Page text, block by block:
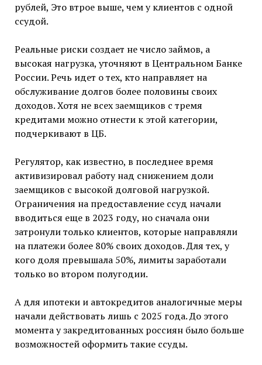
рублей, Это втрое выше, чем у клиентов с одной
ссудой.
Реальные риски создает не число займов, а
высокая нагрузка, уточняют в Центральном Банке
России. Речь идет о тех, кто направляет на
обслуживание долгов более половины своих
доходов. Хотя не всех заемщиков с тремя
кредитами можно отнести к этой категории,
подчеркивают в ЦБ.
Регулятор, как известно, в последнее время
активизировал работу над снижением доли
заемщиков с высокой долговой нагрузкой.
Ограничения на предоставление ссуд начали
вводиться еще в 2023 году, но сначала они
затронули только клиентов, которые направляли
на платежи более 80% своих доходов. Для тех, у
кого доля превышала 50%, лимиты заработали
только во втором полугодии.
А для ипотеки и автокредитов аналогичные меры
начали действовать лишь с 2025 года. До этого
момента у закредитованных россиян было больше
возможностей оформить такие ссуды.